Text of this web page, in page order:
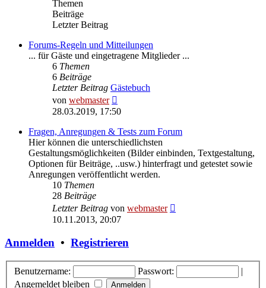
Themen
Beiträge
Letzter Beitrag
Forums-Regeln und Mitteilungen
... für Gäste und eingetragene Mitglieder ...
6 Themen
6 Beiträge
Letzter Beitrag Gästebuch
von webmaster
Beitrag
28.03.2019, 17:50
Fragen, Anregungen & Tests zum Forum
Hier können die unterschiedlichsten
Gestaltungsmöglichkeiten (Bilder einbinden, Textgestaltung,
Optionen für Beiträge, ..usw.) hinterfragt und getestet sowie
Anregungen veröffentlicht werden.
10 Themen
28 Beiträge
Letzter Beitrag von webmaster
10.11.2013, 20:07
Anmelden • Registrieren
Benutzername: Passwort:
|
Angemeldet bleiben